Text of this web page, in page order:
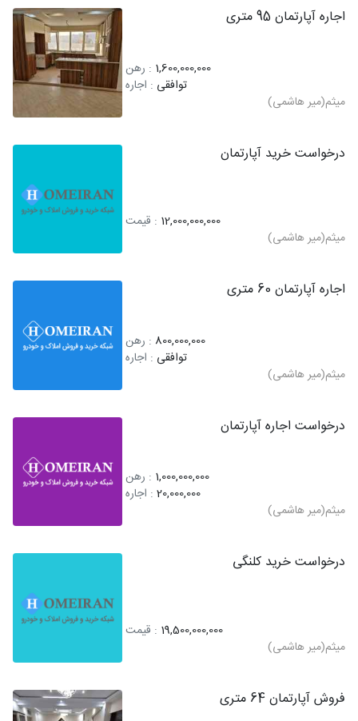
اجاره آپارتمان 95 متری
1,600,000,000 : رهن
توافقی : اجاره
میثم(میر هاشمی)
درخواست خرید آپارتمان
12,000,000,000 : قیمت
میثم(میر هاشمی)
اجاره آپارتمان 60 متری
800,000,000 : رهن
توافقی : اجاره
میثم(میر هاشمی)
درخواست اجاره آپارتمان
1,000,000,000 : رهن
20,000,000 : اجاره
میثم(میر هاشمی)
درخواست خرید کلنگی
19,500,000,000 : قیمت
میثم(میر هاشمی)
فروش آپارتمان 64 متری